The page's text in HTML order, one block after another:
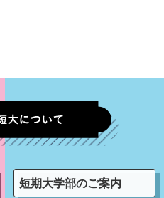
短期大学部のご案内